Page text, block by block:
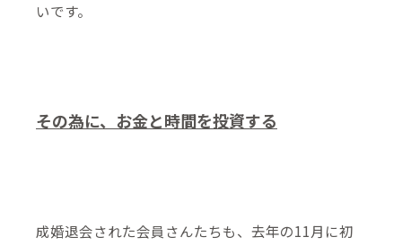
いです。
その為に、お金と時間を投資する
成婚退会された会員さんたちも、去年の11月に初